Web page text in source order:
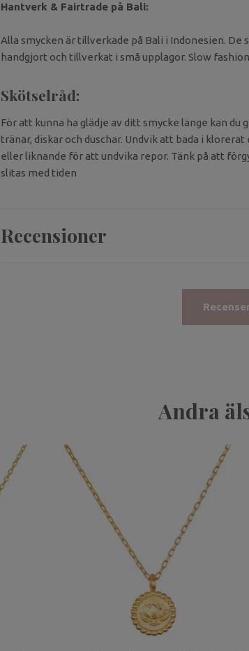
Hantverk & Fairtrade på Bali:
Alla smycken är tillverkade på Bali i Indonesien.
handgjort och tillverkat i små upplagor. Slow
Skötselråd:
För att kunna ha glädje av ditt smycke länge kan
tränar, diskar och duschar. Undvik att bada i
eller liknande för att undvika repor. Tänk på att
slitas med tiden
Recensioner
Andra